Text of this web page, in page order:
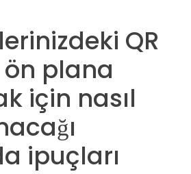
QR
plana
için nasıl
ipuçları